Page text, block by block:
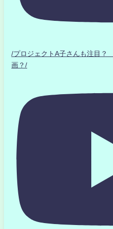
/プロジェクトA子さんも注目
画？/